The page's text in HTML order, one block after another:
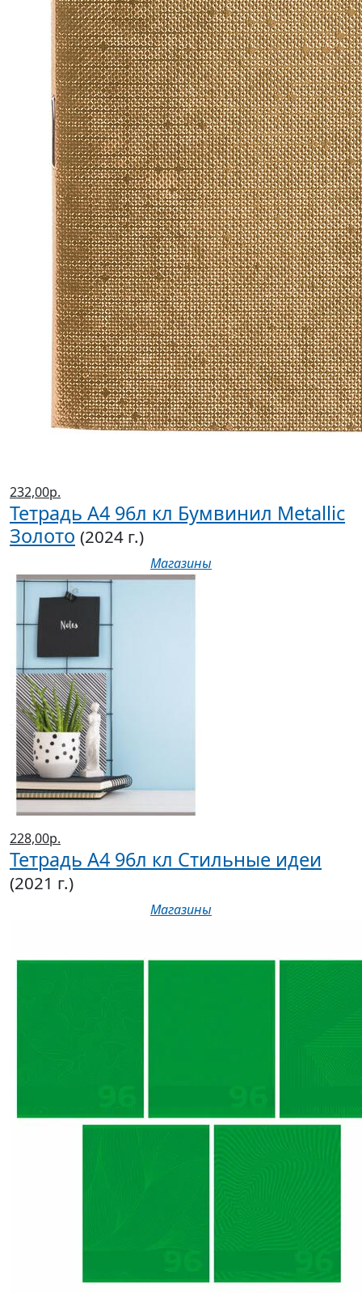
232,00р.
Тетрадь А4 96л кл Бумвинил Metallic
Золото (2024 г.)
Магазины
228,00р.
Тетрадь А4 96л кл Стильные идеи
(2021 г.)
Магазины